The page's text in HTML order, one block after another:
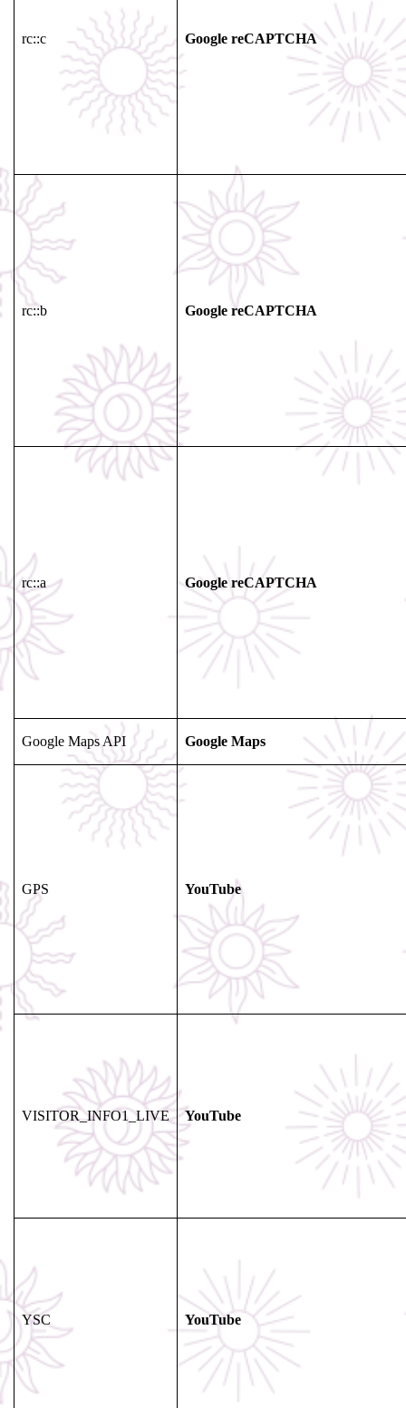
rc::c Google reCAPTCHA
rc::b Google reCAPTCHA
rc::a Google reCAPTCHA
Google Maps API Google Maps
GPS YouTube
VISITOR_INFO1_LIVE YouTube
YSC YouTube